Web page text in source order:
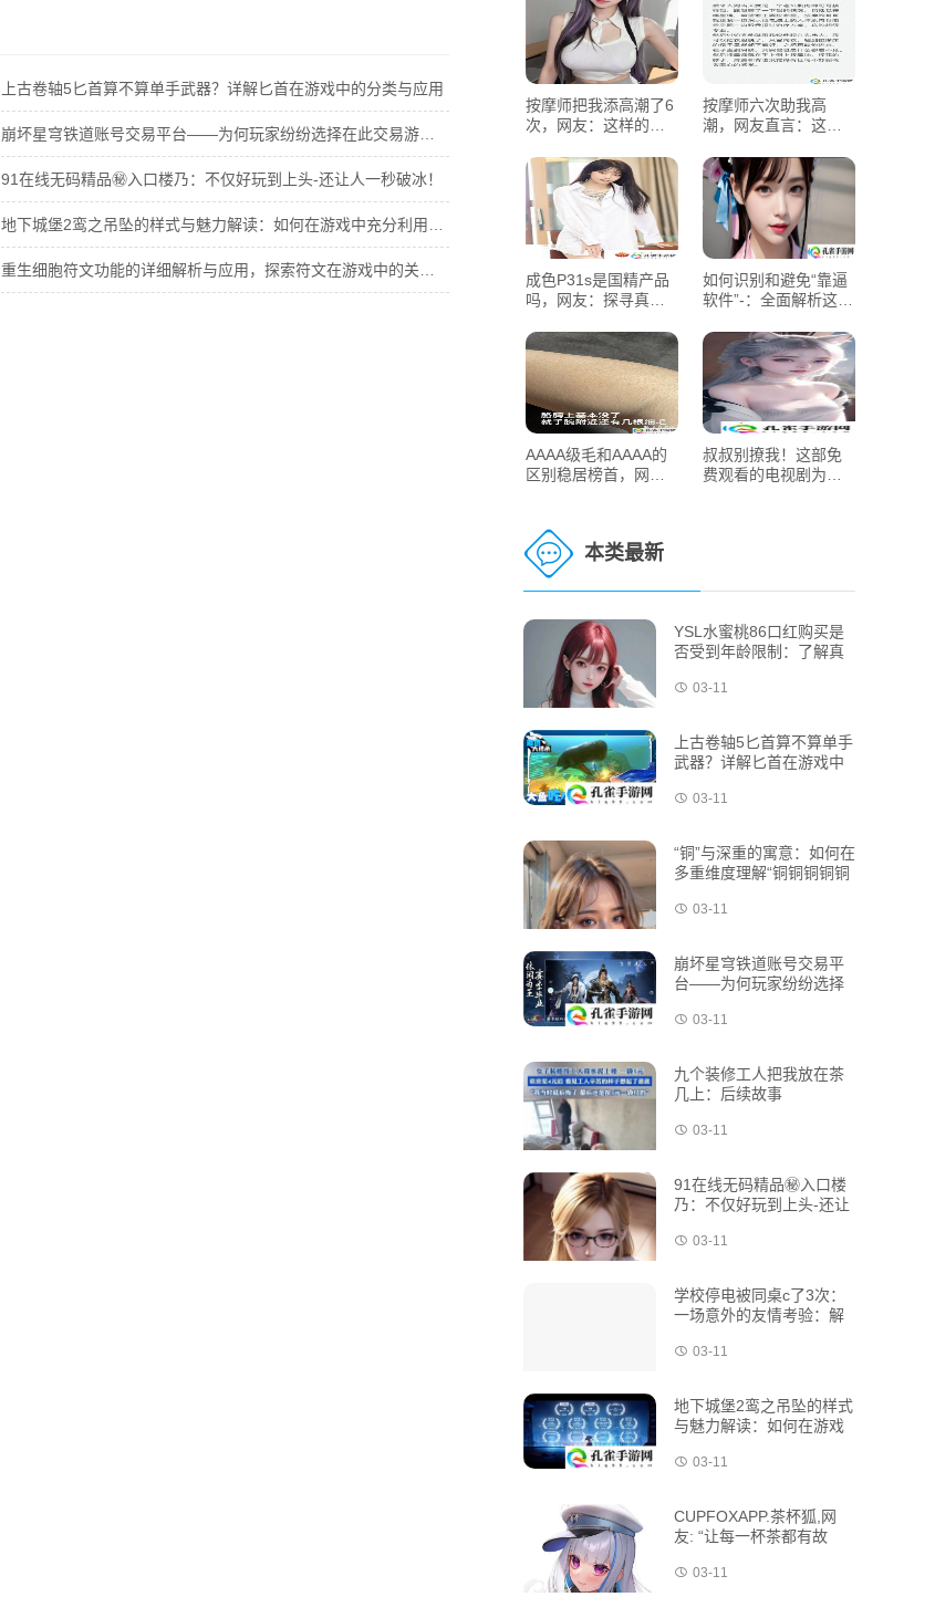
上古卷轴5匕首算不算单手武器？详解匕首在游戏中的分类与应用
91在线无码精品㊙️入口楼乃：不仅好玩到上头-还让人一秒破冰！
按摩师把我添高潮了6
次，网友：这样的体
按摩师六次助我高
潮，网友直言：这是
成色P31s是国精产品
吗，网友：探寻真
如何识别和避免“靠逼
软件”-：全面解析这些
与危害
AAAA级毛和AAAA的
区别稳居榜首，网
叔叔别撩我！这部免
费观看的电视剧为何
本类最新
YSL水蜜桃86口红购买是
否受到年龄限制：了解真
03-11
上古卷轴5匕首算不算单手
武器？详解匕首在游戏中
03-11
“铜”与深重的寓意：如何在
多重维度理解“铜铜铜铜铜
义 03-11
崩坏星穹铁道账号交易平
台——为何玩家纷纷选择
03-11
九个装修工人把我放在茶
几上：后续故事
03-11
91在线无码精品㊙️入口楼
乃：不仅好玩到上头-还让
03-11
学校停电被同桌c了3次：
一场意外的友情考验：解
03-11
地下城堡2鸾之吊坠的样式
与魅力解读：如何在游戏
03-11
CUPFOXAPP.茶杯狐,网
友: “让每一杯茶都有故
03-11